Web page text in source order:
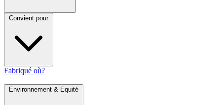
Convient pour
Fabriqué où?
Environnement & Equité